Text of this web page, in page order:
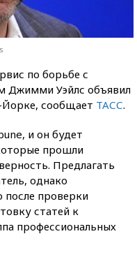
по борьбе с
Джимми Уэйлс объявил
сообщает ТАСС.
и он будет
прошли
Предлагать
однако
после проверки
статей к
профессиональных